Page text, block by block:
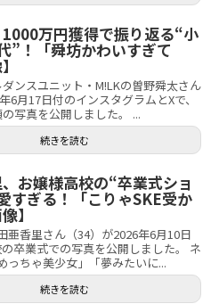
万円獲得で振り返る“小
”！「舜坊かわいすぎて
ンスユニット・M!LKの曽野舜太さん
6月17日付のインスタグラムとXで、
写真を公開しました。 ...
続きを読む
お嬢様高校の“卒業式ショ
すぎる！「こりゃSKE受か
】
亜香里さん（34）が2026年6月10日
卒業式での写真を公開しました。 ネ
っちゃ美少女」「夢みたいに...
続きを読む